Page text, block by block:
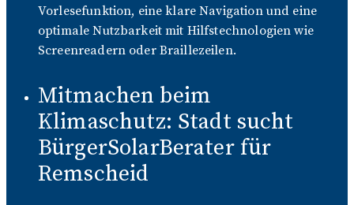
Vorlesefunktion, eine klare Navigation und eine
optimale Nutzbarkeit mit Hilfstechnologien wie
Screenreadern oder Braillezeilen.
Mitmachen beim
Klimaschutz: Stadt sucht
BürgerSolarBerater für
Remscheid